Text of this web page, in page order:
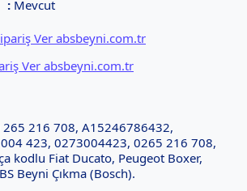
Mevcut
216 708, A15246786432,
423, 0273004423, 0265 216 708,
kodlu Fiat Ducato, Peugeot Boxer,
Beyni Çıkma (Bosch).